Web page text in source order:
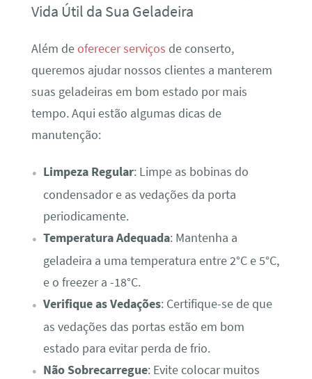
Vida Útil da Sua Geladeira
Além deoferecer serviços de conserto,
queremos ajudar nossos clientes a manterem
suas geladeiras em bom estado por mais
tempo. Aqui estão algumas dicas de
manutenção:
Limpeza Regular: Limpe as bobinas do
condensador e as vedações da porta
periodicamente.
Temperatura Adequada: Mantenha a
geladeira a uma temperatura entre 2°C e 5°C,
e o freezer a -18°C.
Verifique as Vedações: Certifique-se de que
as vedações das portas estão em bom
estado para evitar perda de frio.
Não Sobrecarregue: Evite colocar muitos